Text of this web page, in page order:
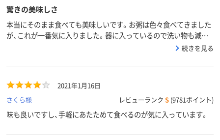
驚きの美味しさ
本当にそのまま食べても美味しいです。お粥は色々食べてきました
が、これが一番気に入りました。器に入っているので洗い物も減る
続きを見る
2021年1月16日
さくら様
レビューランク S (9781ポイント)
味も良いですし、手軽にあたためて食べるのが気に入っています。